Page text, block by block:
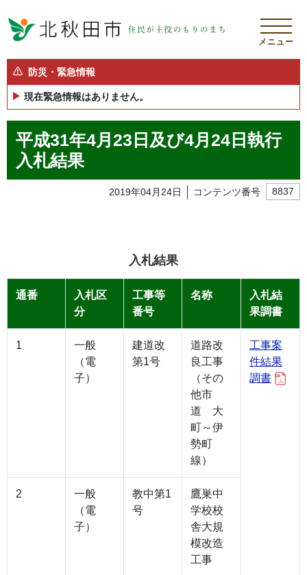
メニュー
防災・緊急情報
現在緊急情報はありません。
平成31年4月23日及び4月24日執行
入札結果
2019年04月24日 コンテンツ番号 8837
入札結果
通番
入札区
分
工事等
番号
名称
入札結
果調書
1
一般
（電
子）
建道改
第1号
道路改
良工事
（その
他市
道 大
町～伊
勢町
線）
工事案
件結果
調書
2
一般
（電
子）
教中第1
号
鷹巣中
学校校
舎大規
模改造
工事